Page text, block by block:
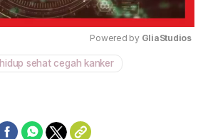
Powered by GliaStudios
hidup sehat cegah kanker